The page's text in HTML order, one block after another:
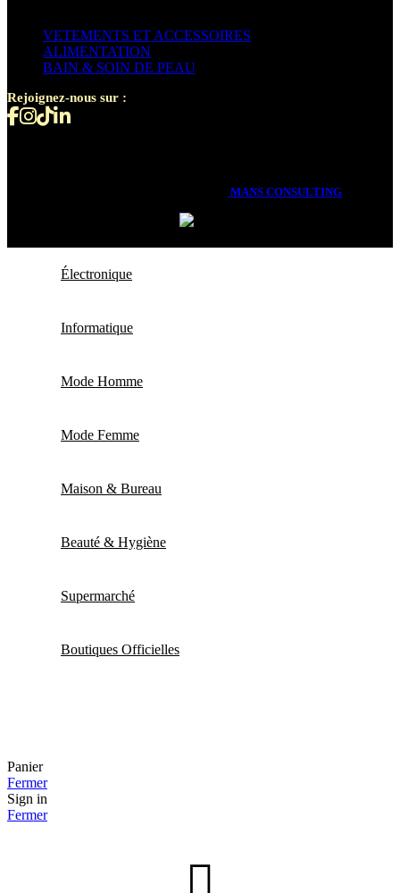
VETEMENTS ET ACCESSOIRES
ALIMENTATION
BAIN & SOIN DE PEAU
Rejoignez-nous sur :
MANS CONSULTING
Électronique
Informatique
Mode Homme
Mode Femme
Maison & Bureau
Beauté & Hygiène
Supermarché
Boutiques Officielles
Panier
Fermer
Sign in
Fermer